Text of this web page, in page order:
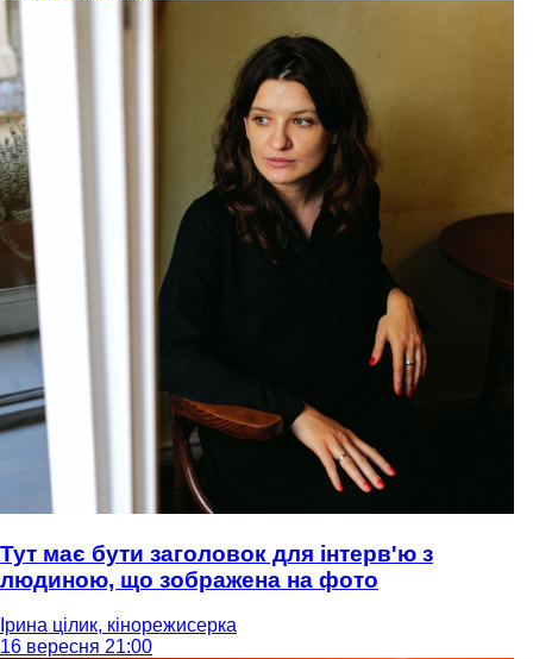
Тут має бути заголовок для інтерв'ю з
людиною, що зображена на фото
Ірина цілик, кінорежисерка
16 вересня 21:00